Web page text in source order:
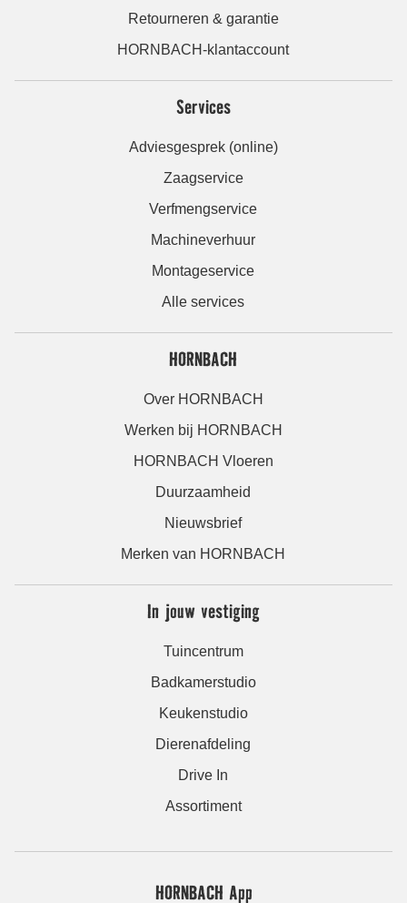
Retourneren & garantie
HORNBACH-klantaccount
Services
Adviesgesprek (online)
Zaagservice
Verfmengservice
Machineverhuur
Montageservice
Alle services
HORNBACH
Over HORNBACH
Werken bij HORNBACH
HORNBACH Vloeren
Duurzaamheid
Nieuwsbrief
Merken van HORNBACH
In jouw vestiging
Tuincentrum
Badkamerstudio
Keukenstudio
Dierenafdeling
Drive In
Assortiment
HORNBACH App